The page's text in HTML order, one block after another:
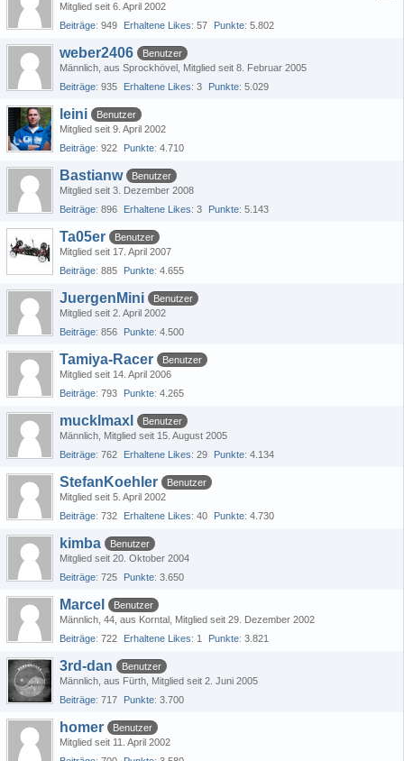
Mitglied seit 6. April 2002
Beiträge 949 Erhaltene Likes 57 Punkte 5.802
weber2406
Benutzer
Männlich aus Sprockhövel Mitglied seit 8. Februar 2005
Beiträge 935 Erhaltene Likes 3 Punkte 5.029
leini
Benutzer
Mitglied seit 9. April 2002
Beiträge 922 Punkte 4.710
Bastianw
Benutzer
Mitglied seit 3. Dezember 2008
Beiträge 896 Erhaltene Likes 3 Punkte 5.143
Ta05er
Benutzer
Mitglied seit 17. April 2007
Beiträge 885 Punkte 4.655
JuergenMini
Benutzer
Mitglied seit 2. April 2002
Beiträge 856 Punkte 4.500
Tamiya-Racer
Benutzer
Mitglied seit 14. April 2006
Beiträge 793 Punkte 4.265
mucklmaxl
Benutzer
Männlich Mitglied seit 15. August 2005
Beiträge 762 Erhaltene Likes 29 Punkte 4.134
StefanKoehler
Benutzer
Mitglied seit 5. April 2002
Beiträge 732 Erhaltene Likes 40 Punkte 4.730
kimba
Benutzer
Mitglied seit 20. Oktober 2004
Beiträge 725 Punkte 3.650
Marcel
Benutzer
Männlich 44 aus Korntal Mitglied seit 29. Dezember 2002
Beiträge 722 Erhaltene Likes 1 Punkte 3.821
3rd-dan
Benutzer
Männlich aus Fürth Mitglied seit 2. Juni 2005
Beiträge 717 Punkte 3.700
homer
Benutzer
Mitglied seit 11. April 2002